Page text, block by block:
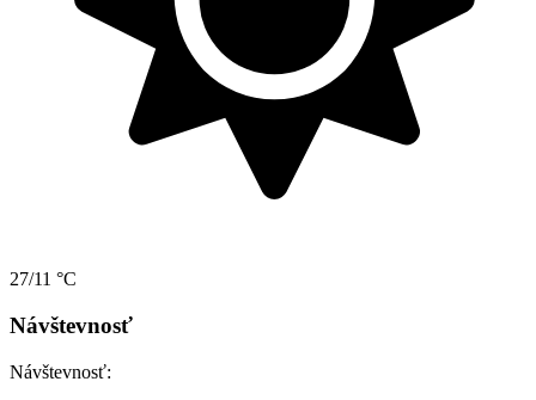
27/11 °C
Návštevnosť
Návštevnosť: